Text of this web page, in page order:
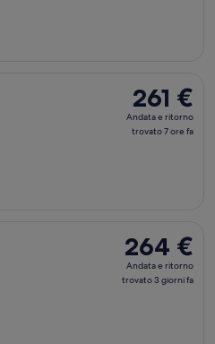
261 €
Andata
e
261 €
Andata e ritorno
trovato 7 ore fa
264 €
Andata
e
264 €
Andata e ritorno
trovato 3 giorni fa